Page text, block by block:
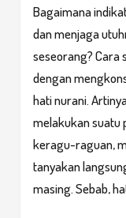
Bagaimana
dan menjaga
seseorang? Cara
dengan
hati nurani.
melakukan suatu
keragu-raguan,
tanyakan
masing. Sebab,